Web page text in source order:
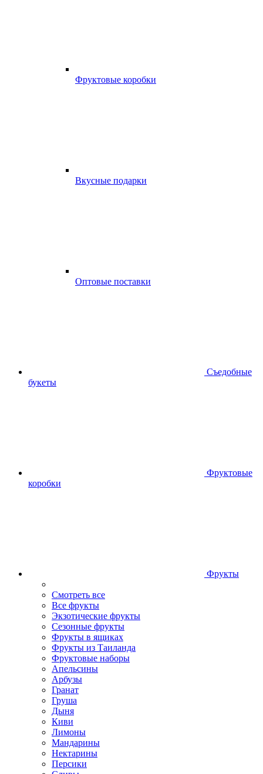
Фруктовые коробки
Вкусные подарки
Оптовые поставки
Съедобные
букеты
Фруктовые
коробки
Фрукты
Смотреть все
Все фрукты
Экзотические фрукты
Сезонные фрукты
Фрукты в ящиках
Фрукты из Таиланда
Фруктовые наборы
Апельсины
Арбузы
Гранат
Груша
Дыня
Киви
Лимоны
Мандарины
Нектарины
Персики